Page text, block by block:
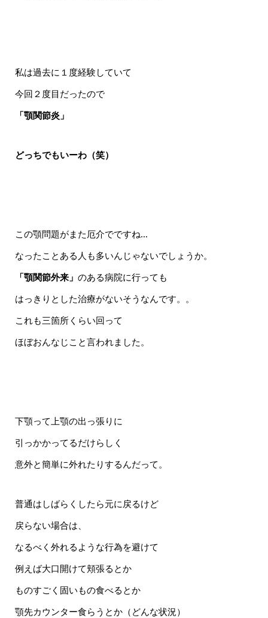
私は過去に１度経験していて
今回２度目だったので
「顎関節炎」
どっちでもいーわ（笑）
この顎問題がまた厄介でですね…
なったことある人も多いんじゃないでしょうか。
「顎関節外来」 のある病院に行っても
はっきりとした治療がないそうなんです。。
これも三箇所くらい回って
ほぼおんなじこと言われました。
下顎って上顎の出っ張りに
引っかかってるだけらしく
意外と簡単に外れたりするんだって。
普通はしばらくしたら元に戻るけど
戻らない場合は、
なるべく外れるような行為を避けて
例えば大口開けて頬張るとか
ものすごく固いもの食べるとか
顎先カウンター食らうとか（どんな状況）